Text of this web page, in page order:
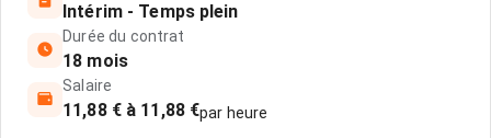
Intérim - Temps plein
Durée du contrat
18 mois
Salaire
11,88 € à 11,88 €par heure